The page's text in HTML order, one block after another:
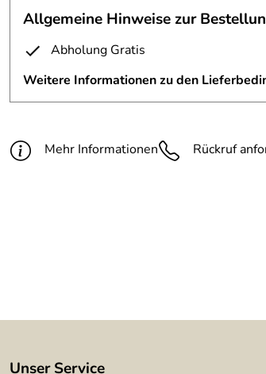
Fertigungsverfahren:
autogen
Material:
Oberfläche:
angerostet, klar
Allgemeine Hinweise zur
Abholung Gratis
Weitere Informationen zu den
Mehr Informationen Rückruf
Unser Service